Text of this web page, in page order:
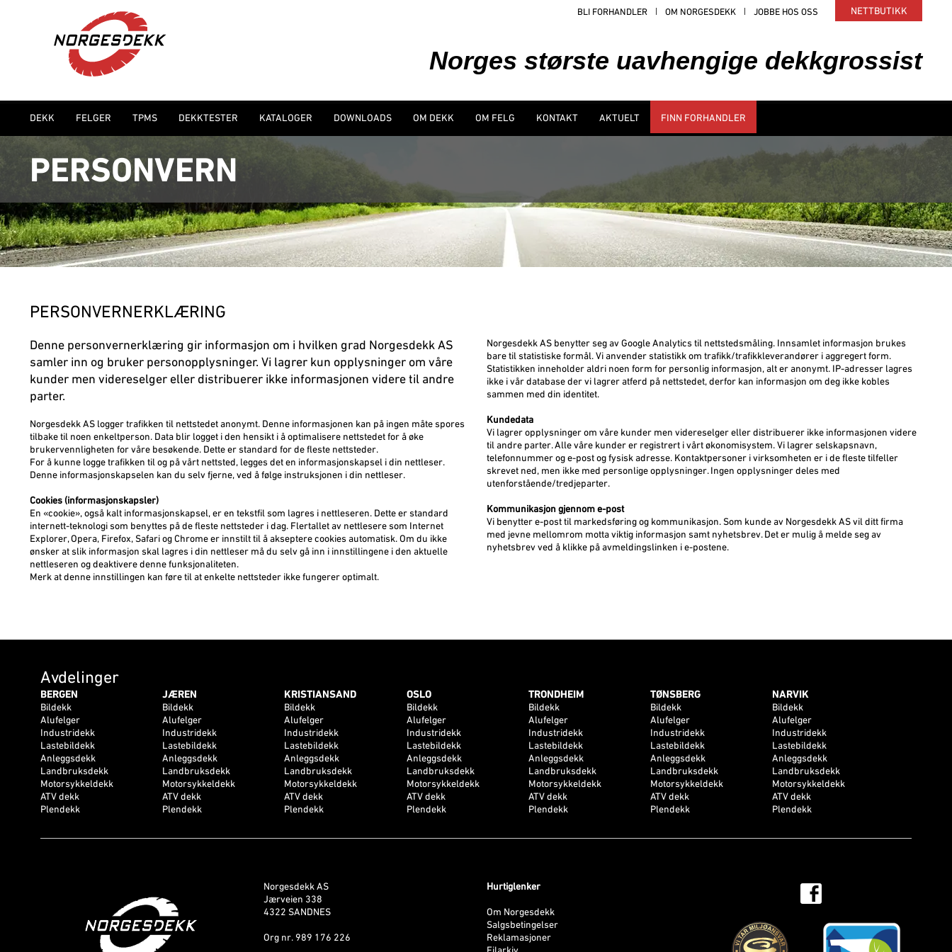
BLI FORHANDLER OM NORGESDEKK JOBBE HOS OSS NETTBUTIKK
Norges største uavhengige dekkgrossist
DEKK FELGER TPMS DEKKTESTER KATALOGER DOWNLOADS OM DEKK OM FELG KONTAKT AKTUELT FINN FORHANDLER
PERSONVERN
PERSONVERNERKLÆRING
Denne personvernerklæring gir informasjon om i hvilken grad Norgesdekk AS
samler inn og bruker personopplysninger. Vi lagrer kun opplysninger om våre
kunder men videreselger eller distribuerer ikke informasjonen videre til andre
parter.
Norgesdekk AS logger trafikken til nettstedet anonymt. Denne informasjonen kan på ingen måte spores
tilbake til noen enkeltperson. Data blir logget i den hensikt i å optimalisere nettstedet for å øke
brukervennligheten for våre besøkende. Dette er standard for de fleste nettsteder.
For å kunne logge trafikken til og på vårt nettsted, legges det en informasjonskapsel i din nettleser.
Denne informasjonskapselen kan du selv fjerne, ved å følge instruksjonen i din nettleser.
​Cookies (informasjonskapsler)
En «cookie», også kalt informasjonskapsel, er en tekstfil som lagres i nettleseren. Dette er standard
internett-teknologi som benyttes på de fleste nettsteder i dag. Flertallet av nettlesere som Internet
Explorer, Opera, Firefox, Safari og Chrome er innstilt til å akseptere cookies automatisk. Om du ikke
ønsker at slik informasjon skal lagres i din nettleser må du selv gå inn i innstillingene i den aktuelle
nettleseren og deaktivere denne funksjonaliteten.
Merk at denne innstillingen kan føre til at enkelte nettsteder ikke fungerer optimalt.
Norgesdekk AS benytter seg av Google Analytics til nettstedsmåling. Innsamlet informasjon brukes
bare til statistiske formål. Vi anvender statistikk om trafikk/trafikkleverandører i aggregert form.
Statistikken inneholder aldri noen form for personlig informasjon, alt er anonymt. IP-adresser lagres
ikke i vår database der vi lagrer atferd på nettstedet, derfor kan informasjon om deg ikke kobles
sammen med din identitet.
Kundedata
Vi lagrer opplysninger om våre kunder men videreselger eller distribuerer ikke informasjonen videre
til andre parter. Alle våre kunder er registrert i vårt økonomisystem. Vi lagrer selskapsnavn,
telefonnummer og e-post og fysisk adresse. Kontaktpersoner i virksomheten er i de fleste tilfeller
skrevet ned, men ikke med personlige opplysninger. Ingen opplysninger deles med
utenforstående/tredjeparter.
Kommunikasjon gjennom e-post
Vi benytter e-post til markedsføring og kommunikasjon. Som kunde av Norgesdekk AS vil ditt firma
med jevne mellomrom motta viktig informasjon samt nyhetsbrev. Det er mulig å melde seg av
nyhetsbrev ved å klikke på avmeldingslinken i e-postene.
Avdelinger
BERGEN
Bildekk
Alufelger
Industridekk
Lastebildekk
Anleggsdekk
Landbruksdekk
Motorsykkeldekk
ATV dekk
Plendekk
JÆREN
Bildekk
Alufelger
Industridekk
Lastebildekk
Anleggsdekk
Landbruksdekk
Motorsykkeldekk
ATV dekk
Plendekk
KRISTIANSAND
Bildekk
Alufelger
Industridekk
Lastebildekk
Anleggsdekk
Landbruksdekk
Motorsykkeldekk
ATV dekk
Plendekk
OSLO
Bildekk
Alufelger
Industridekk
Lastebildekk
Anleggsdekk
Landbruksdekk
Motorsykkeldekk
ATV dekk
Plendekk
TRONDHEIM
Bildekk
Alufelger
Industridekk
Lastebildekk
Anleggsdekk
Landbruksdekk
Motorsykkeldekk
ATV dekk
Plendekk
TØNSBERG
Bildekk
Alufelger
Industridekk
Lastebildekk
Anleggsdekk
Landbruksdekk
Motorsykkeldekk
ATV dekk
Plendekk
NARVIK
Bildekk
Alufelger
Industridekk
Lastebildekk
Anleggsdekk
Landbruksdekk
Motorsykkeldekk
ATV dekk
Plendekk
Norgesdekk AS
Jærveien 338
4322 SANDNES
Org nr. 989 176 226
Hurtiglenker
Om Norgesdekk
Salgsbetingelser
Reklamasjoner